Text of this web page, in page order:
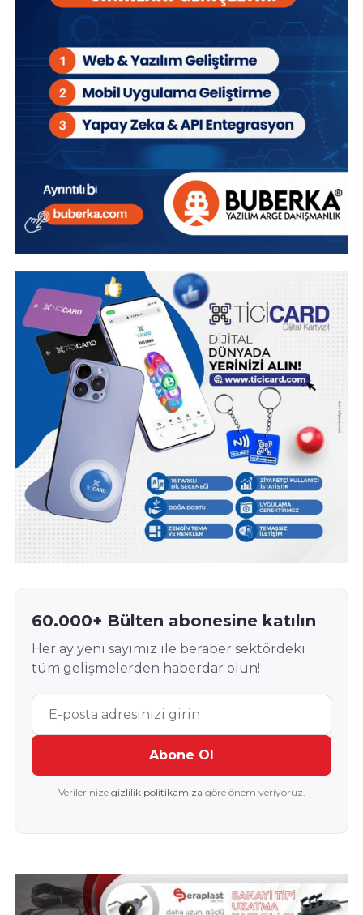
60.000+ Bülten abonesine katılın
Her ay yeni sayımız ile beraber sektördeki
tüm gelişmelerden haberdar olun!
Abone Ol
Verilerinize gizlilik politikamıza göre önem veriyoruz.